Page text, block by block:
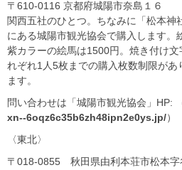
〒610-0116 京都府城陽市奈島１６
関西五社のひとつ。ちなみに「松本神
にある城陽市観光協会で購入します。
紫カラーの絵馬は1500円。焼き付け
れぞれ1人5枚までの購入枚数制限があ
ます。
問い合わせは「城陽市観光協会」HP:
xn--6oqz6c35b6zh48ipn2e0ys.jp/）
〈東北〉
〒018-0855 秋田県由利本荘市松本字